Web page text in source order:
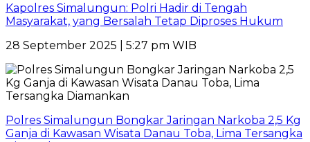
Kapolres Simalungun: Polri Hadir di Tengah
Masyarakat, yang Bersalah Tetap Diproses Hukum
28 September 2025 | 5:27 pm WIB
Polres Simalungun Bongkar Jaringan Narkoba 2,5 Kg
Ganja di Kawasan Wisata Danau Toba, Lima Tersangka